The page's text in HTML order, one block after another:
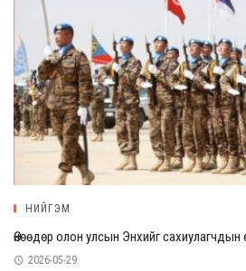
НИЙГЭМ
Өнөөдөр олон улсын Энхийг
2026-05-29